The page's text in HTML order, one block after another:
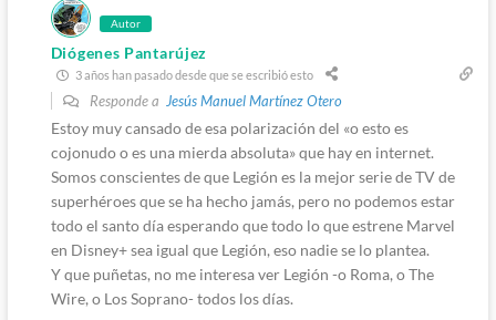
Autor
Diógenes Pantarújez
3 años han pasado desde que se escribió esto
Responde a Jesús Manuel Martínez Otero
Estoy muy cansado de esa polarización del «o esto es
cojonudo o es una mierda absoluta» que hay en internet.
Somos conscientes de que Legión es la mejor serie de TV de
superhéroes que se ha hecho jamás, pero no podemos estar
todo el santo día esperando que todo lo que estrene Marvel
en Disney+ sea igual que Legión, eso nadie se lo plantea.
Y que puñetas, no me interesa ver Legión -o Roma, o The
Wire, o Los Soprano- todos los días.